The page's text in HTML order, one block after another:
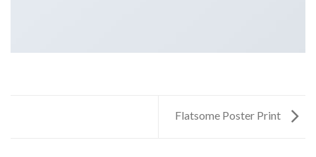
Flatsome Poster Print